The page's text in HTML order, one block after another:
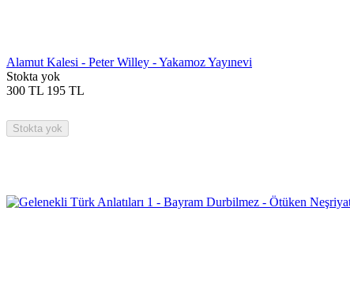
Alamut Kalesi - Peter Willey - Yakamoz Yayınevi
Stokta yok
300 TL 195 TL
Stokta yok